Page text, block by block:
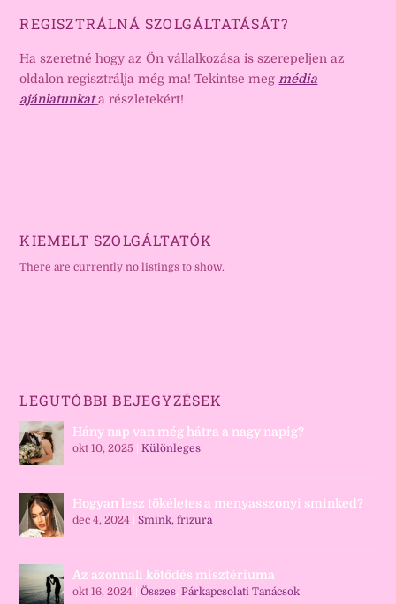
REGISZTRÁLNÁ SZOLGÁLTATÁSÁT?
Ha szeretné hogy az Ön vállalkozása is szerepeljen az
oldalon regisztrálja még ma! Tekintse meg média
ajánlatunkat a részletekért!
KIEMELT SZOLGÁLTATÓK
There are currently no listings to show.
LEGUTÓBBI BEJEGYZÉSEK
Hány nap van még hátra a nagy napig?
okt 10, 2025 |Különleges
Hogyan lesz tökéletes a menyasszonyi sminked?
dec 4, 2024 |Smink, frizura
Az azonnali kötődés misztériuma
okt 16, 2024 |Összes,Párkapcsolati Tanácsok